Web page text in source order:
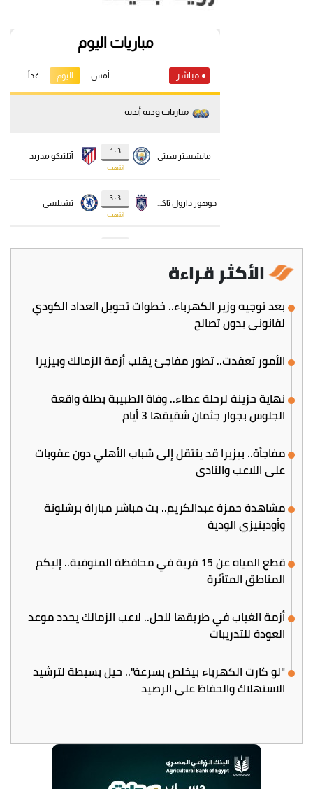
الأكثر قراءة
بعد توجيه وزير الكهرباء.. خطوات تحويل العداد الكودي
لقانوني بدون تصالح
الأمور تعقدت.. تطور مفاجئ يقلب أزمة الزمالك وبيزيرا
نهاية حزينة لرحلة عطاء.. وفاة الطبيبة بطلة واقعة
الجلوس بجوار جثمان شقيقها 3 أيام
مفاجأة.. بيزيرا قد ينتقل إلى شباب الأهلي دون عقوبات
على اللاعب والنادي
مشاهدة حمزة عبدالكريم.. بث مباشر مباراة برشلونة
وأودينيزي الودية
قطع المياه عن 15 قرية في محافظة المنوفية.. إليكم
المناطق المتأثرة
أزمة الغياب في طريقها للحل.. لاعب الزمالك يحدد موعد
العودة للتدريبات
"لو كارت الكهرباء بيخلص بسرعة".. حيل بسيطة لترشيد
الاستهلاك والحفاظ على الرصيد